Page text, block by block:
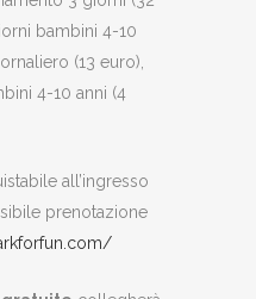
bambini 4-10
(13 euro),
4-10 anni (4
all’ingresso
prenotazione